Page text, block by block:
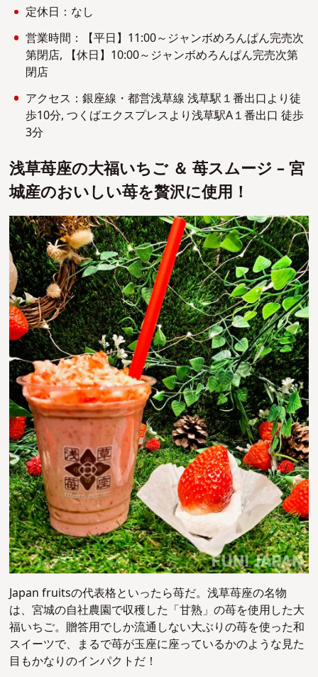
定休日：なし
営業時間：【平日】11:00～ジャンボめろんぱん完売次
第閉店, 【休日】10:00～ジャンボめろんぱん完売次第
閉店
アクセス：銀座線・都営浅草線 浅草駅１番出口より徒
歩10分, つくばエクスプレスより浅草駅A１番出口 徒歩
3分
浅草苺座の大福いちご ＆ 苺スムージ – 宮
城産のおいしい苺を贅沢に使用！
Japan fruitsの代表格といったら苺だ。浅草苺座の名物
は、宮城の自社農園で収穫した「甘熟」の苺を使用した大
福いちご。贈答用でしか流通しない大ぶりの苺を使った和
スイーツで、まるで苺が玉座に座っているかのような見た
目もかなりのインパクトだ！